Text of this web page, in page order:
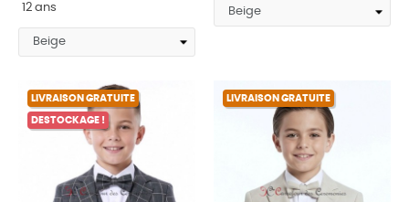
12 ans
LIVRAISON GRATUITE
DESTOCKAGE !
LIVRAISON GRATUITE